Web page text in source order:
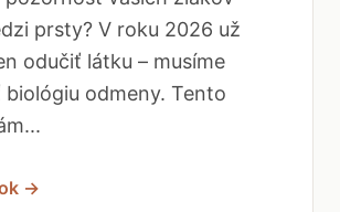
prsty? V roku 2026 už
odučiť látku – musíme
odmeny. Tento
→